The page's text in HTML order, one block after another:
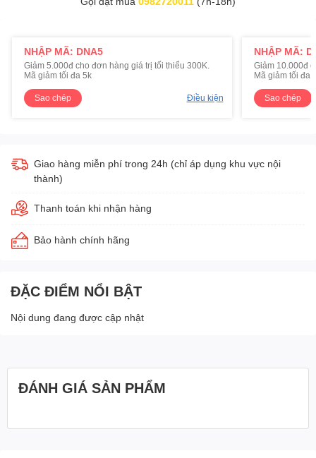
NHẬP MÃ: DNA5
Giảm 5.000đ cho đơn hàng giá trị tối thiểu 300K.
Mã giảm tối đa 5k
Sao chép Điều kiện
NHẬP MÃ:
Giảm 10.000đ
Mã giảm tối đa
Sao chép
Giao hàng miễn phí trong 24h (chỉ áp dụng khu vực nội
thành)
Thanh toán khi nhận hàng
Bảo hành chính hãng
ĐẶC ĐIỂM NỔI BẬT
Nội dung đang được cập nhật
ĐÁNH GIÁ SẢN PHẨM